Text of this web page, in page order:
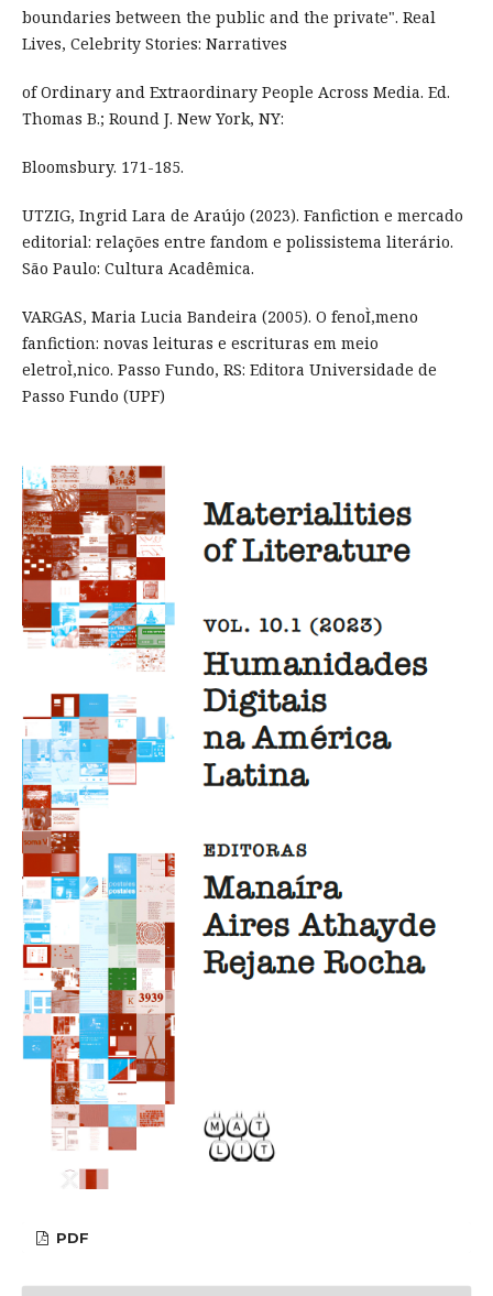
boundaries between the public and the private". Real
Lives, Celebrity Stories: Narratives
of Ordinary and Extraordinary People Across Media. Ed.
Thomas B.; Round J. New York, NY:
Bloomsbury. 171-185.
UTZIG, Ingrid Lara de Araújo (2023). Fanfiction e mercado
editorial: relações entre fandom e polissistema literário.
São Paulo: Cultura Acadêmica.
VARGAS, Maria Lucia Bandeira (2005). O fenoÌ‚meno
fanfiction: novas leituras e escrituras em meio
eletroÌ‚nico. Passo Fundo, RS: Editora Universidade de
Passo Fundo (UPF)
PDF